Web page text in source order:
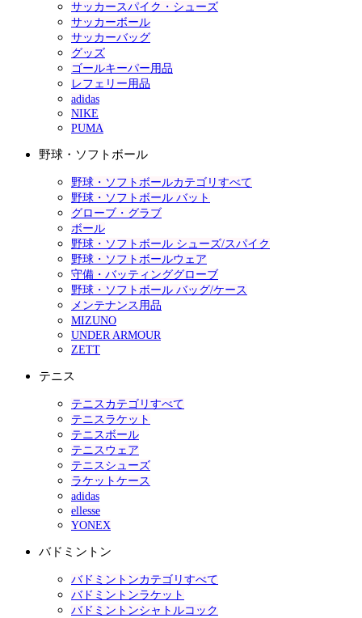
サッカースパイク・シューズ
サッカーボール
サッカーバッグ
グッズ
ゴールキーパー用品
レフェリー用品
adidas
NIKE
PUMA
野球・ソフトボール
野球・ソフトボールカテゴリすべて
野球・ソフトボール バット
グローブ・グラブ
ボール
野球・ソフトボール シューズ/スパイク
野球・ソフトボールウェア
守備・バッティンググローブ
野球・ソフトボール バッグ/ケース
メンテナンス用品
MIZUNO
UNDER ARMOUR
ZETT
テニス
テニスカテゴリすべて
テニスラケット
テニスボール
テニスウェア
テニスシューズ
ラケットケース
adidas
ellesse
YONEX
バドミントン
バドミントンカテゴリすべて
バドミントンラケット
バドミントンシャトルコック